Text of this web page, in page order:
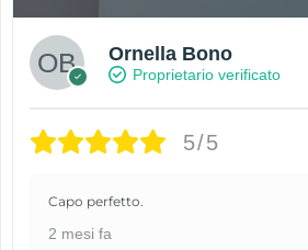
Ornella Bono
Proprietario verificato
5/5
Capo perfetto.
2 mesi fa